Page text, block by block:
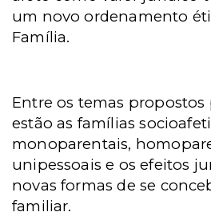
um novo ordenamento
Família.
Entre os temas propostos
estão as famílias
monoparentais,
unipessoais e os efeitos
novas formas de se
familiar.